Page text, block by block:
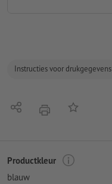
Instructies voor drukgegevens
Delen afdrukkenOp de lijst
Productkleur
blauw